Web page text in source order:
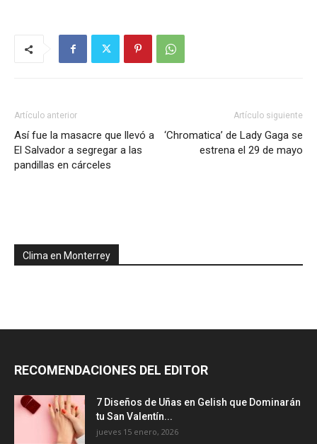
Artículo anterior
Así fue la masacre que llevó a
El Salvador a segregar a las
pandillas en cárceles
Artículo siguiente
‘Chromatica’ de Lady Gaga se
estrena el 29 de mayo
Clima en Monterrey
RECOMENDACIONES DEL EDITOR
7 Diseños de Uñas en Gelish que Dominarán
tu San Valentín...
jueves 15 enero, 2026